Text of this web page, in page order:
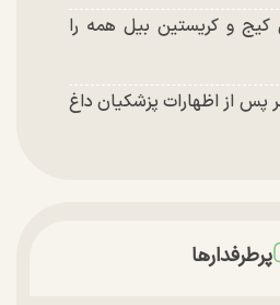
و کریستین بیل همه را
از اظهارات پزشکیان داغ
تایید نهایی شعام؟
پرطرفدارها